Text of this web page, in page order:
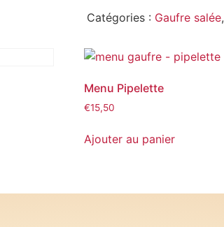
Catégories : Gaufre salée,
Menu Pipelette
€15,50
Ajouter au panier